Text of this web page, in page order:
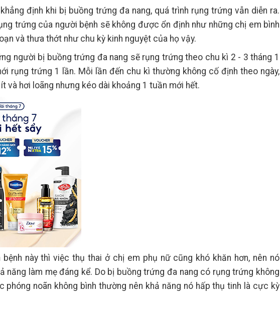
định khi bị buồng trứng đa nang, quá trình rụng trứng vẫn diễn ra.
trứng của người bệnh sẽ không được ổn định như những chị em bình
và thưa thớt như chu kỳ kinh nguyệt của họ vậy.
người bị buồng trứng đa nang sẽ rụng trứng theo chu kì 2 - 3 tháng 1
rụng trứng 1 lần. Mỗi lần đến chu kì thường không cố định theo ngày,
và hơi loãng nhưng kéo dài khoảng 1 tuần mới hết.
này thì việc thụ thai ở chị em phụ nữ cũng khó khăn hơn, nên nó
năng làm mẹ đáng kể. Do bị buồng trứng đa nang có rụng trứng không
phóng noãn không bình thường nên khả năng nó hấp thụ tinh là cực kỳ